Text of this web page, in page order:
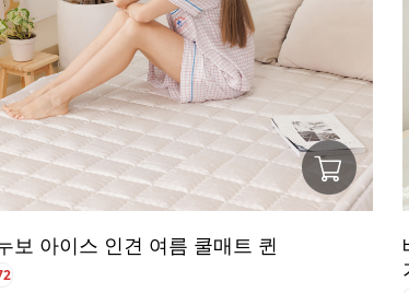
보 아이스 인견 여름 쿨매트 퀸